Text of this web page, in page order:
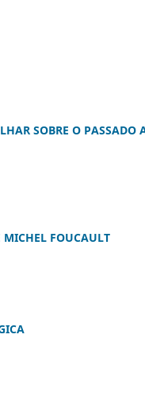
SOBRE O
FOUCAULT